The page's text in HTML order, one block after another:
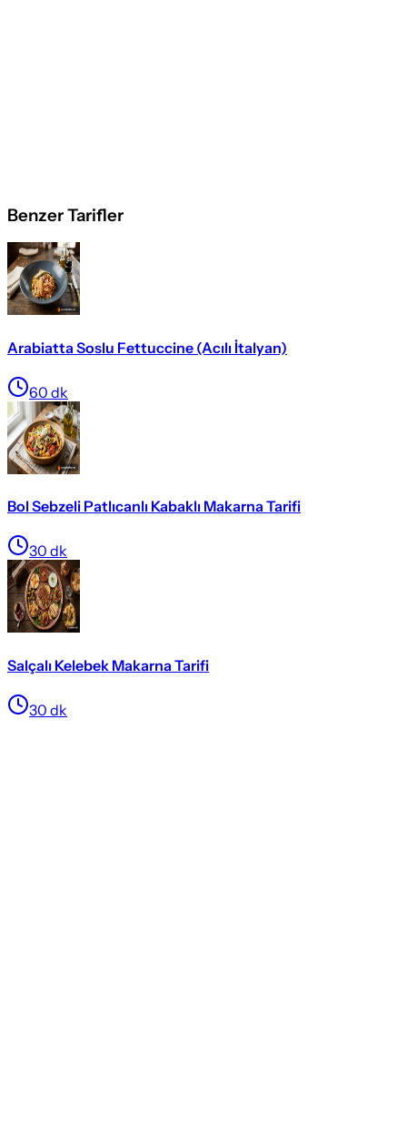
Benzer Tarifler
Arabiatta Soslu Fettuccine (Acılı İtalyan)
60 dk
Bol Sebzeli Patlıcanlı Kabaklı Makarna Tarifi
30 dk
Salçalı Kelebek Makarna Tarifi
30 dk